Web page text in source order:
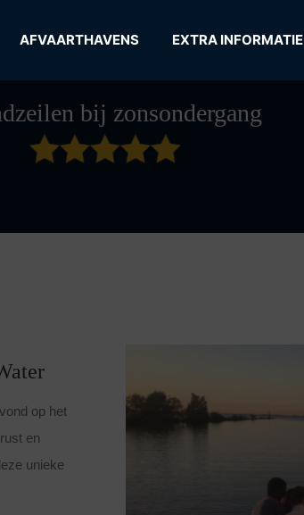
AFVAARTHAVENS EXTRA INFORMATIE
bij zonsondergang
op het
en
unieke